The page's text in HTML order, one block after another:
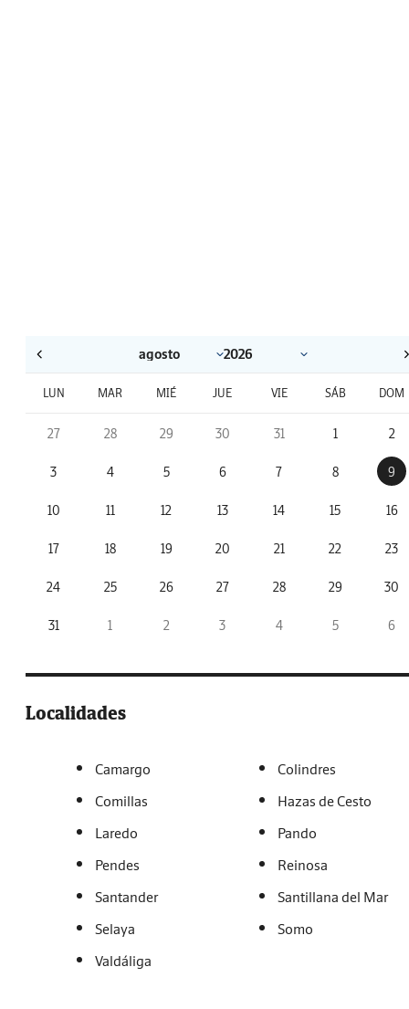
LUN MAR MIÉ JUE VIE SÁB DOM
27 28 29 30 31 1 2
3 4 5 6 7 8 9
10 11 12 13 14 15 16
17 18 19 20 21 22 23
24 25 26 27 28 29 30
31 1 2 3 4 5 6
Localidades
Camargo
Colindres
Comillas
Hazas de Cesto
Laredo
Pando
Pendes
Reinosa
Santander
Santillana del Mar
Selaya
Somo
Valdáliga